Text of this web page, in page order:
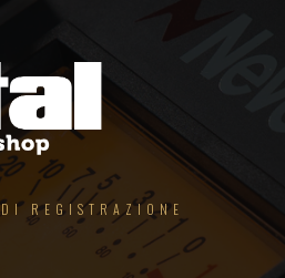
REGISTRAZIONE